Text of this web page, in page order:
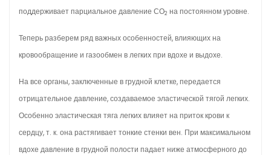
поддерживает парциальное давление СО2 на постоянном уровне.
Теперь разберем ряд важных особенностей, влияющих на
кровообращение и газообмен в легких при вдохе и выдохе.
На все органы, заключенные в грудной клетке, передается
отрицательное давление, создаваемое эластической тягой легких.
Особенно эластическая тяга легких влияет на приток крови к
сердцу, т. к. она растягивает тонкие стенки вен. При максимальном
вдохе давление в грудной полости падает ниже атмосферного до